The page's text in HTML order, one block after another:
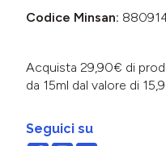
Codice Minsan:
Acquista 29,90€ di
da 15ml dal valore di
Seguici su